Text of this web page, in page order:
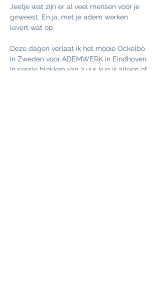
Jeetje wat zijn er al veel mensen voor je
geweest. En ja, met je adem werken
levert wat op.
Deze dagen verlaat ik het mooie Ockelbo
in Zweden voor ADEMWERK in Eindhoven.
In sessie blokken van 2 uur kun jij alleen of